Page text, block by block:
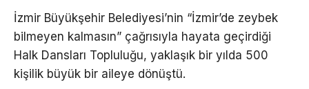
İzmir Büyükşehir Belediyesi’nin “İzmir’de zeybek
bilmeyen kalmasın” çağrısıyla hayata geçirdiği
Halk Dansları Topluluğu, yaklaşık bir yılda 500
kişilik büyük bir aileye dönüştü.